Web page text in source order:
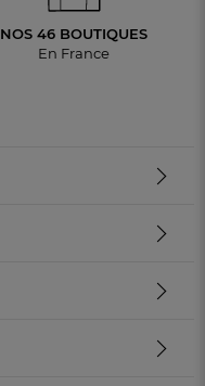
NOS 46 BOUTIQUES
En France